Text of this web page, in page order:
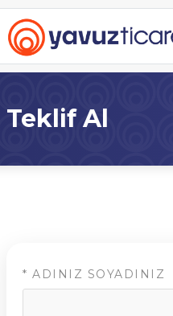
Teklif Al
* ADINIZ SOYADINIZ